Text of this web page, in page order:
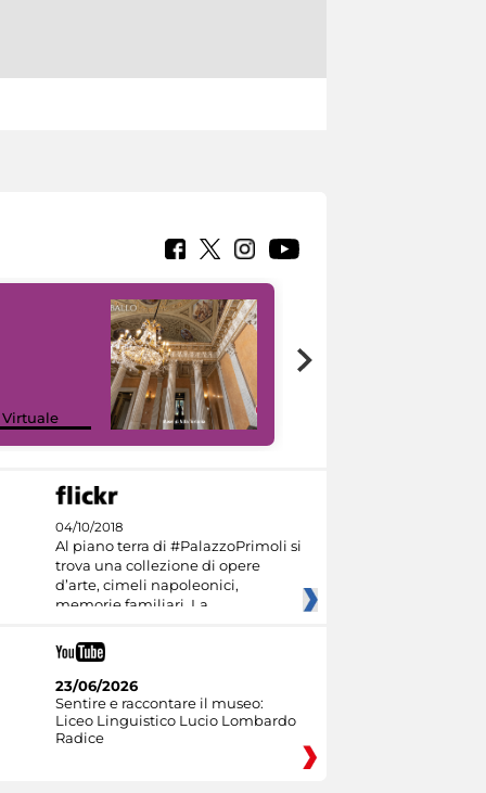
Virtuale
04/10/2018
Al piano terra di #PalazzoPrimoli si
trova una collezione di opere
d’arte, cimeli napoleonici,
memorie familiari. La
23/06/2026
Sentire e raccontare il museo:
Liceo Linguistico Lucio Lombardo
Radice